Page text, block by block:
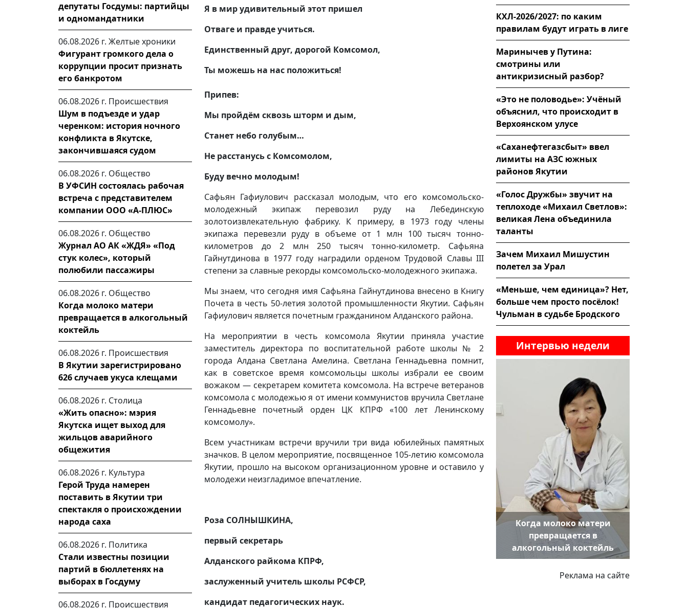
депутаты Госдумы: партийцы
и одномандатники
06.08.2026 г. Желтые хроники
Фигурант громкого дела о
коррупции просит признать
его банкротом
06.08.2026 г. Происшествия
Шум в подъезде и удар
черенком: история ночного
конфликта в Якутске,
закончившаяся судом
06.08.2026 г. Общество
В УФСИН состоялась рабочая
встреча с представителем
компании ООО «А-ПЛЮС»
06.08.2026 г. Общество
Журнал АО АК «ЖДЯ» «Под
стук колес», который
полюбили пассажиры
06.08.2026 г. Общество
Когда молоко матери
превращается в алкогольный
коктейль
06.08.2026 г. Происшествия
В Якутии зарегистрировано
626 случаев укуса клещами
06.08.2026 г. Столица
«Жить опасно»: мэрия
Якутска ищет выход для
жильцов аварийного
общежития
06.08.2026 г. Культура
Герой Труда намерен
поставить в Якутии три
спектакля о происхождении
народа саха
06.08.2026 г. Политика
Стали известны позиции
партий в бюллетенях на
выборах в Госдуму
06.08.2026 г. Происшествия
Я в мир удивительный этот пришел
Отваге и правде учиться.
Единственный друг, дорогой Комсомол,
Ты можешь на нас положиться!
Припев:
Мы пройдём сквозь шторм и дым,
Станет небо голубым…
Не расстанусь с Комсомолом,
Буду вечно молодым!
Сафьян Гафиулович рассказал молодым, что его комсомольско-
молодежный экипаж перевозил руду на Лебединскую
золотоизвлекательную фабрику. К примеру, в 1973 году члены
экипажа перевезли руду в объеме от 1 млн 100 тысяч тонно-
километров до 2 млн 250 тысяч тонно-километр. Сафьяна
Гайнутдинова в 1977 году наградили орденом Трудовой Славы III
степени за славные рекорды комсомольско-молодежного экипажа.
Мы знаем, что сегодня имя Сафьяна Гайнутдинова внесено в Книгу
Почета в честь 50-летия золотой промышленности Якутии. Сафьян
Гафиулович является почетным гражданином Алданского района.
На мероприятии в честь комсомола Якутии приняла участие
заместитель директора по воспитательной работе школы № 2
города Алдана Светлана Амелина. Светлана Геннадьевна помнит,
как в советское время комсомольцы школы избрали ее своим
вожаком — секретарем комитета комсомола. На встрече ветеранов
комсомола с молодежью я от имени коммунистов вручила Светлане
Геннадьевне почетный орден ЦК КПРФ «100 лет Ленинскому
комсомолу».
Всем участникам встречи вручили три вида юбилейных памятных
значков. В целом мероприятие, посвященное 105-летию комсомола
Якутии, прошло на высоком организационном уровне и оставило у
молодежи неизгладимое впечатление.
Роза СОЛНЫШКИНА,
первый секретарь
Алданского райкома КПРФ,
заслуженный учитель школы РСФСР,
кандидат педагогических наук.
КХЛ-2026/2027: по каким
правилам будут играть в лиге
Маринычев у Путина:
смотрины или
антикризисный разбор?
«Это не половодье»: Учёный
объяснил, что происходит в
Верхоянском улусе
«Саханефтегазсбыт» ввел
лимиты на АЗС южных
районов Якутии
«Голос Дружбы» звучит на
теплоходе «Михаил Светлов»:
великая Лена объединила
таланты
Зачем Михаил Мишустин
полетел за Урал
«Меньше, чем единица»? Нет,
больше чем просто посёлок!
Чульман в судьбе Бродского
Интервью недели
Когда молоко матери
превращается в
алкогольный коктейль
Реклама на сайте